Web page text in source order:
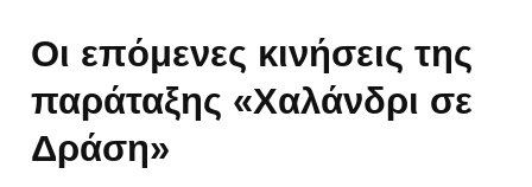
Οι επόμενες κινήσεις της
παράταξης «Χαλάνδρι σε
Δράση»